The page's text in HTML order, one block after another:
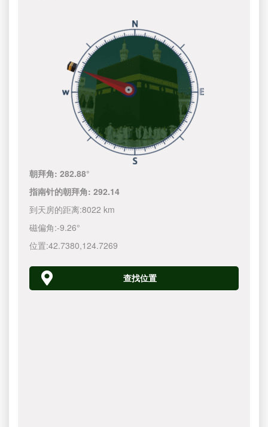
朝拜角:282.88°
指南针的朝拜角:292.14
到天房的距离:8022 km
磁偏角:-9.26°
位置:42.7380,124.7270
查找位置